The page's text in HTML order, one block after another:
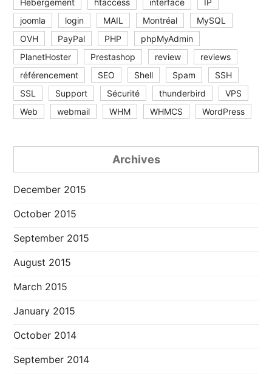
Hebergement
htaccess interface
IP
joomla
login MAIL Montréal
MySQL
OVH
PayPal PHP
phpMyAdmin
PlanetHoster
Prestashop review
reviews
référencement
SEO Shell Spam
SSH
SSL
Support Sécurité thunderbird
VPS
Web
webmail WHM WHMCS WordPress
Archives
December 2015
October 2015
September 2015
August 2015
March 2015
January 2015
October 2014
September 2014